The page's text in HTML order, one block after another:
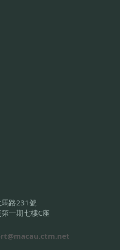
路231號
一期七樓C座